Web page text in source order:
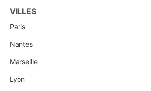
VILLES
Paris
Nantes
Marseille
Lyon